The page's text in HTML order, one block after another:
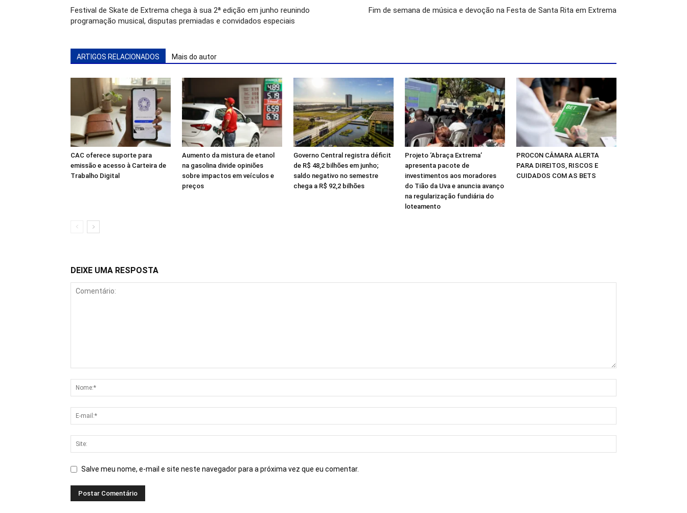
Festival de Skate de Extrema chega à sua 2ª edição em junho reunindo
programação musical, disputas premiadas e convidados especiais
Fim de semana de música e devoção na Festa de Santa Rita em Extrema
ARTIGOS RELACIONADOS Mais do autor
CAC oferece suporte para
emissão e acesso à Carteira de
Trabalho Digital
Aumento da mistura de etanol
na gasolina divide opiniões
sobre impactos em veículos e
preços
Governo Central registra déficit
de R$ 48,2 bilhões em junho;
saldo negativo no semestre
chega a R$ 92,2 bilhões
Projeto ‘Abraça Extrema’
apresenta pacote de
investimentos aos moradores
do Tião da Uva e anuncia avanço
na regularização fundiária do
loteamento
PROCON CÂMARA ALERTA
PARA DIREITOS, RISCOS E
CUIDADOS COM AS BETS
DEIXE UMA RESPOSTA
Salve meu nome, e-mail e site neste navegador para a próxima vez que eu comentar.